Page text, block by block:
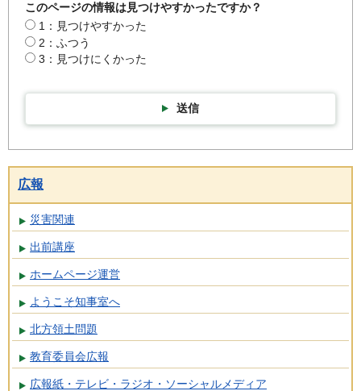
このページの情報は見つけやすかったですか？
1：見つけやすかった
2：ふつう
3：見つけにくかった
送信
広報
災害関連
出前講座
ホームページ運営
ようこそ知事室へ
北方領土問題
教育委員会広報
広報紙・テレビ・ラジオ・ソーシャルメディア